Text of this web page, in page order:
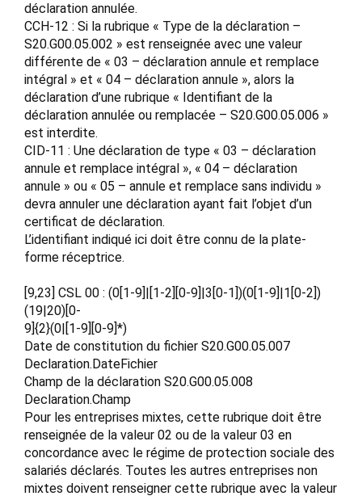
déclaration annulée.
CCH-12 : Si la rubrique « Type de la déclaration –
S20.G00.05.002 » est renseignée avec une valeur
différente de « 03 – déclaration annule et remplace
intégral » et « 04 – déclaration annule », alors la
déclaration d’une rubrique « Identifiant de la
déclaration annulée ou remplacée – S20.G00.05.006 »
est interdite.
CID-11 : Une déclaration de type « 03 – déclaration
annule et remplace intégral », « 04 – déclaration
annule » ou « 05 – annule et remplace sans individu »
devra annuler une déclaration ayant fait l’objet d’un
certificat de déclaration.
L’identifiant indiqué ici doit être connu de la plate-
forme réceptrice.
[9,23] CSL 00 : (0[1-9]|[1-2][0-9]|3[0-1])(0[1-9]|1[0-2])
(19|20)[0-
9]{2}(0|[1-9][0-9]*)
Date de constitution du fichier S20.G00.05.007
Declaration.DateFichier
Champ de la déclaration S20.G00.05.008
Declaration.Champ
Pour les entreprises mixtes, cette rubrique doit être
renseignée de la valeur 02 ou de la valeur 03 en
concordance avec le régime de protection sociale des
salariés déclarés. Toutes les autres entreprises non
mixtes doivent renseigner cette rubrique avec la valeur